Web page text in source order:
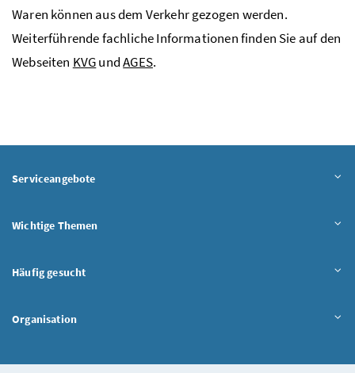
Waren können aus dem Verkehr gezogen werden.
Weiterführende fachliche Informationen finden Sie auf den
Webseiten KVGundAGES.
Serviceangebote
Wichtige Themen
Häufig gesucht
Organisation